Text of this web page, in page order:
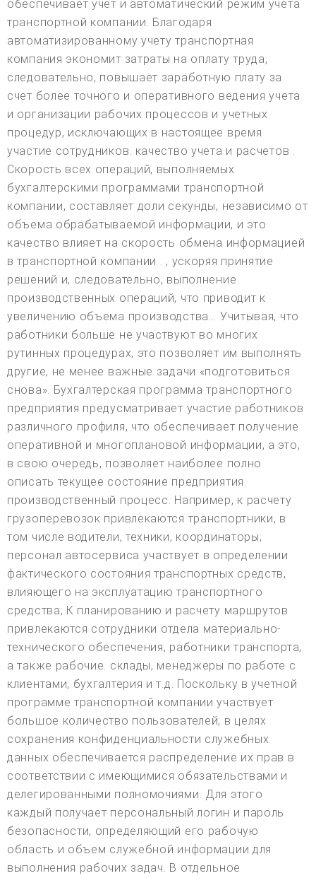
обеспечивает учет и автоматический режим учета
транспортной компании. Благодаря
автоматизированному учету транспортная
компания экономит затраты на оплату труда,
следовательно, повышает заработную плату за
счет более точного и оперативного ведения учета
и организации рабочих процессов и учетных
процедур, исключающих в настоящее время
участие сотрудников. качество учета и расчетов .
Скорость всех операций, выполняемых
бухгалтерскими программами транспортной
компании, составляет доли секунды, независимо от
объема обрабатываемой информации, и это
качество влияет на скорость обмена информацией
в транспортной компании . , ускоряя принятие
решений и, следовательно, выполнение
производственных операций, что приводит к
увеличению объема производства... Учитывая, что
работники больше не участвуют во многих
рутинных процедурах, это позволяет им выполнять
другие, не менее важные задачи «подготовиться
снова». Бухгалтерская программа транспортного
предприятия предусматривает участие работников
различного профиля, что обеспечивает получение
оперативной и многоплановой информации, а это,
в свою очередь, позволяет наиболее полно
описать текущее состояние предприятия.
производственный процесс. Например, к расчету
грузоперевозок привлекаются транспортники, в
том числе водители, техники, координаторы;
персонал автосервиса участвует в определении
фактического состояния транспортных средств,
влияющего на эксплуатацию транспортного
средства; К планированию и расчету маршрутов
привлекаются сотрудники отдела материально-
технического обеспечения, работники транспорта,
а также рабочие. склады, менеджеры по работе с
клиентами, бухгалтерия и т.д. Поскольку в учетной
программе транспортной компании участвует
большое количество пользователей, в целях
сохранения конфиденциальности служебных
данных обеспечивается распределение их прав в
соответствии с имеющимися обязательствами и
делегированными полномочиями. Для этого
каждый получает персональный логин и пароль
безопасности, определяющий его рабочую
область и объем служебной информации для
выполнения рабочих задач. В отдельное